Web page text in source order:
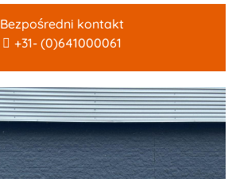
Bezpośredni kontakt
+31- (0)641000061